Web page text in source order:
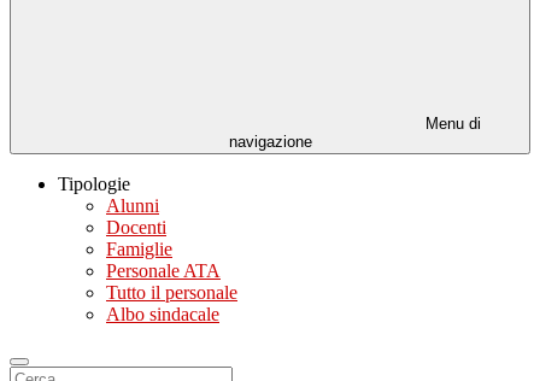
Menu di
navigazione
Tipologie
Alunni
Docenti
Famiglie
Personale ATA
Tutto il personale
Albo sindacale